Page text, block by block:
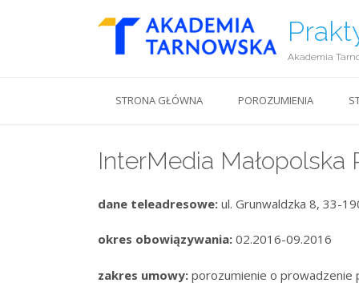
Akademia
STRONA GŁÓWNA POROZUMIENIA
InterMedia Małopolska
dane teleadresowe: ul. Grunwaldzka 8, 33-
okres obowiązywania: 02.2016-09.2016
zakres umowy: porozumienie o prowadzenie